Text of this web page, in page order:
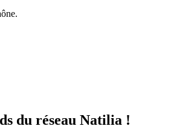
du réseau Natilia !